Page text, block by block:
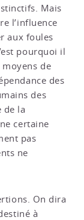
Mais
l’influence
aux foules
pourquoi il
moyens de
des
des
de la
certaine
pas
ne
On dira
à